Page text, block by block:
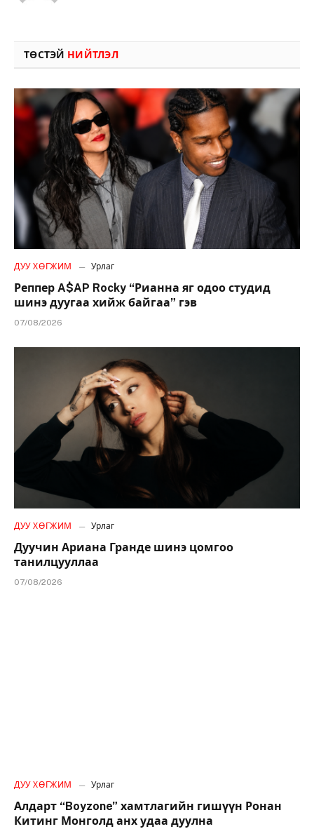
ТӨСТЭЙ НИЙТЛЭЛ
ДУУ ХӨГЖИМ Урлаг
Реппер A$AP Rocky “Рианна яг одоо студид
шинэ дуугаа хийж байгаа” гэв
07/08/2026
ДУУ ХӨГЖИМ Урлаг
Дуучин Ариана Гранде шинэ цомгоо
танилцууллаа
07/08/2026
ДУУ ХӨГЖИМ Урлаг
Алдарт “Boyzone” хамтлагийн гишүүн Ронан
Китинг Монголд анх удаа дуулна